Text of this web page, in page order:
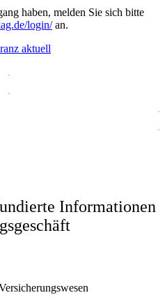
haben, melden Sie sich bitte
login/an.
aktuell
Informationen